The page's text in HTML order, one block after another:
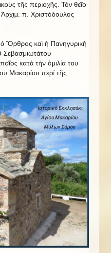
τῆς περιοχῆς. Τόν θεῖο
π. Χριστόδουλος
Ὄρθρος καὶ ἡ Πανηγυρικὴ
Σεβασμιωτάτου
κατὰ τὴν ὁμιλία του
Μακαρίου περί τῆς